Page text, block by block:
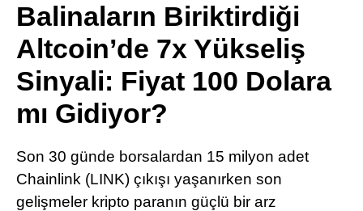
Youtube
TikTok
Balinaların Biriktirdiği
Altcoin’de 7x Yükseliş
Sinyali: Fiyat 100 Dolara
mı Gidiyor?
Son 30 günde borsalardan 15 milyon adet
Chainlink (LINK) çıkışı yaşanırken son
gelişmeler kripto paranın güçlü bir arz